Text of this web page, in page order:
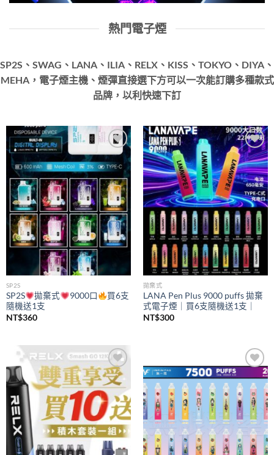
熱門電子煙
SP2S、SWAG、LANA、ILIA、RELX、KISS、TOKYO、DIYA、
MEHA，電子煙主機、煙彈直接選下方可以一次能訂購多種款式
品牌，以利快速下訂
Add to
wishlist
SP2S
SP2S 拋棄式 9000口
買6支
隨機送1支
NT$360
Add to
wishlist
拋棄式
LANA Pen Plus 9000 puffs 拋棄
式電子煙｜買6支隨機送1支｜
NT$300
Add to
wishlist
Add to
wishlist